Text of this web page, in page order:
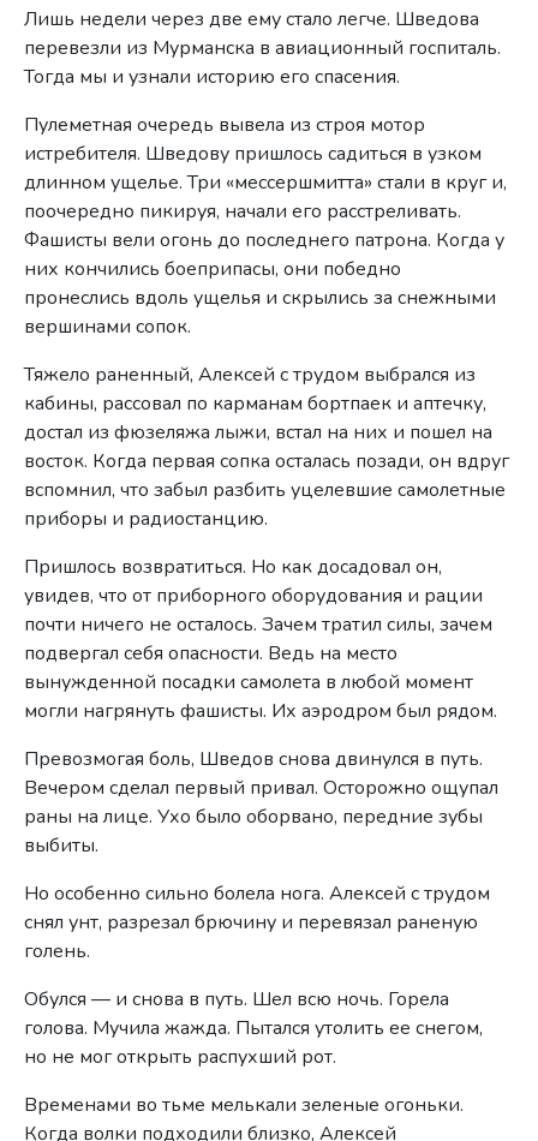
Лишь недели через две ему стало легче. Шведова
перевезли из Мурманска в авиационный госпиталь.
Тогда мы и узнали историю его спасения.
Пулеметная очередь вывела из строя мотор
истребителя. Шведову пришлось садиться в узком
длинном ущелье. Три «мессершмитта» стали в круг и,
поочередно пикируя, начали его расстреливать.
Фашисты вели огонь до последнего патрона. Когда у
них кончились боеприпасы, они победно
пронеслись вдоль ущелья и скрылись за снежными
вершинами сопок.
Тяжело раненный, Алексей с трудом выбрался из
кабины, рассовал по карманам бортпаек и аптечку,
достал из фюзеляжа лыжи, встал на них и пошел на
восток. Когда первая сопка осталась позади, он вдруг
вспомнил, что забыл разбить уцелевшие самолетные
приборы и радиостанцию.
Пришлось возвратиться. Но как досадовал он,
увидев, что от приборного оборудования и рации
почти ничего не осталось. Зачем тратил силы, зачем
подвергал себя опасности. Ведь на место
вынужденной посадки самолета в любой момент
могли нагрянуть фашисты. Их аэродром был рядом.
Превозмогая боль, Шведов снова двинулся в путь.
Вечером сделал первый привал. Осторожно ощупал
раны на лице. Ухо было оборвано, передние зубы
выбиты.
Но особенно сильно болела нога. Алексей с трудом
снял унт, разрезал брючину и перевязал раненую
голень.
Обулся — и снова в путь. Шел всю ночь. Горела
голова. Мучила жажда. Пытался утолить ее снегом,
но не мог открыть распухший рот.
Временами во тьме мелькали зеленые огоньки.
Когда волки подходили близко, Алексей